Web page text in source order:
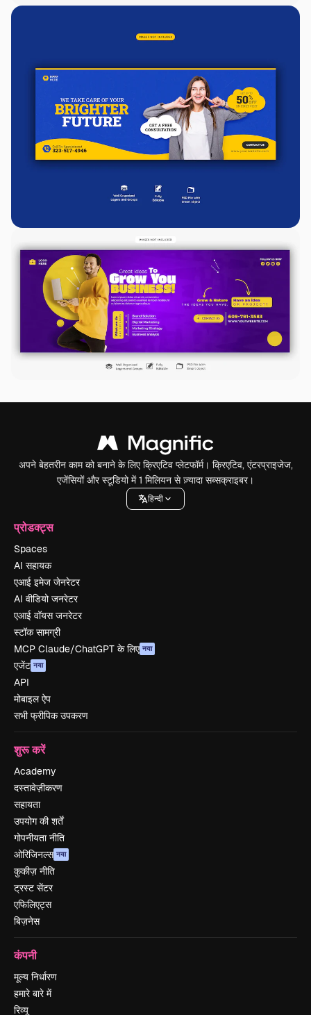
अपने बेहतरीन काम को बनाने के लिए क्रिएटिव प्लेटफॉर्म। क्रिएटिव, एंटरप्राइजेज,
एजेंसियों और स्टूडियो में 1 मिलियन से ज़्यादा सब्सक्राइबर।
हिन्दी
प्रोडक्ट्स
Spaces
AI सहायक
एआई इमेज जेनरेटर
AI वीडियो जनरेटर
एआई वॉयस जनरेटर
स्टॉक सामग्री
MCP Claude/ChatGPT के लिए नया
एजेंट नया
API
मोबाइल ऐप
सभी फ्रीपिक उपकरण
शुरू करें
Academy
दस्तावेज़ीकरण
सहायता
उपयोग की शर्तें
गोपनीयता नीति
ओरिजिनल्स नया
कुकीज़ नीति
ट्रस्ट सेंटर
एफिलिएट्स
बिज़नेस
कंपनी
मूल्य निर्धारण
हमारे बारे में
रिव्यू